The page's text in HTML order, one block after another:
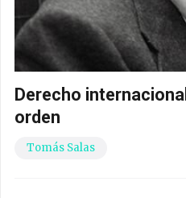
Derecho
orden
Tomás Salas